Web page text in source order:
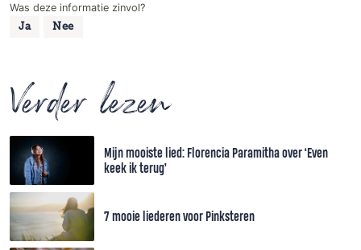
Was deze informatie zinvol?
Ja Nee
Verder lezen
Mijn mooiste lied: Florencia Paramitha over ‘Even
keek ik terug’
7 mooie liederen voor Pinksteren